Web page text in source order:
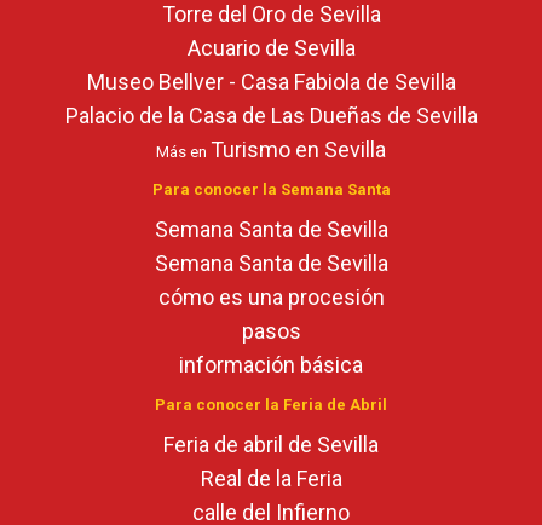
Torre del Oro de Sevilla
Acuario de Sevilla
Museo Bellver - Casa Fabiola de Sevilla
Palacio de la Casa de Las Dueñas de Sevilla
Más en Turismo en Sevilla
Para conocer la Semana Santa
Semana Santa de Sevilla
Semana Santa de Sevilla
cómo es una procesión
pasos
información básica
Para conocer la Feria de Abril
Feria de abril de Sevilla
Real de la Feria
calle del Infierno